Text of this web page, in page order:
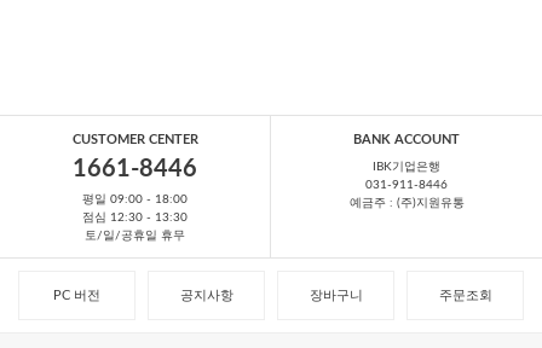
CUSTOMER CENTER
1661-8446
평일 09:00 - 18:00
점심 12:30 - 13:30
토/일/공휴일 휴무
BANK ACCOUNT
IBK기업은행
031-911-8446
예금주 : (주)지원유통
PC 버전 공지사항 장바구니 주문조회